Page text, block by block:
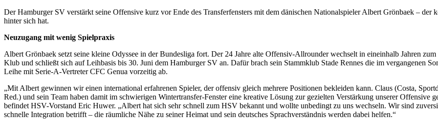
Der Hamburger SV verstärkt seine Offensive kurz vor Ende des Transferfensters mit dem dänischen Nationalspieler Albert Grönbaek – der
hinter sich hat.
Neuzugang mit wenig Spielpraxis
Albert Grönbaek setzt seine kleine Odyssee in der Bundesliga fort. Der 24 Jahre alte Offensiv-Allrounder wechselt in eineinhalb Jahren
Klub und schließt sich auf Leihbasis bis 30. Juni dem Hamburger SV an. Dafür brach sein Stammklub Stade Rennes die im vergangenen
Leihe mit Serie-A-Vertreter CFC Genua vorzeitig ab.
„Mit Albert gewinnen wir einen international erfahrenen Spieler, der offensiv gleich mehrere Positionen bekleiden kann. Claus (Costa,
Red.) und sein Team haben damit im schwierigen Wintertransfer-Fenster eine kreative Lösung zur gezielten Verstärkung unserer Offensive
befindet HSV-Vorstand Eric Huwer. „Albert hat sich sehr schnell zum HSV bekannt und wollte unbedingt zu uns wechseln. Wir sind
schnelle Integration betrifft – die räumliche Nähe zu seiner Heimat und sein deutsches Sprachverständnis werden dabei helfen.“